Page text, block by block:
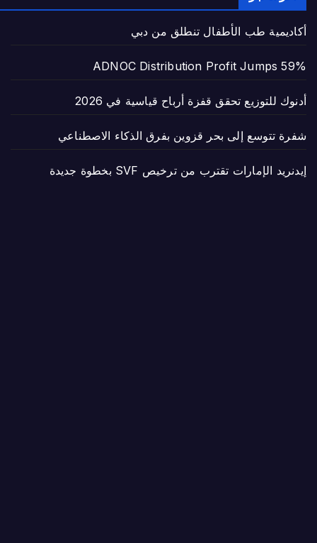
أكاديمية طب الأطفال تنطلق من دبي
ADNOC Distribution Profit Jumps 59%
أدنوك للتوزيع تحقق قفزة أرباح قياسية في 2026
شفرة تتوسع إلى بحر قزوين بفرق الذكاء الاصطناعي
إيدنريد الإمارات تقترب من ترخيص SVF بخطوة جديدة